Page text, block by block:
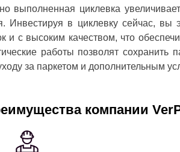
выполненная циклевка
Инвестируя в циклевку сейчас,
с высоким качеством, что
работы позволят сохранить
за паркетом и дополнительным
компании